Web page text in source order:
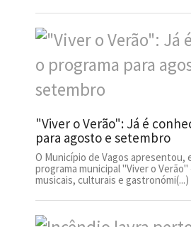
"Viver o Verão": Já é
para agosto e setembro
O Município de Vagos apresentou,
programa municipal "Viver o
musicais, culturais e gastronómi(...)